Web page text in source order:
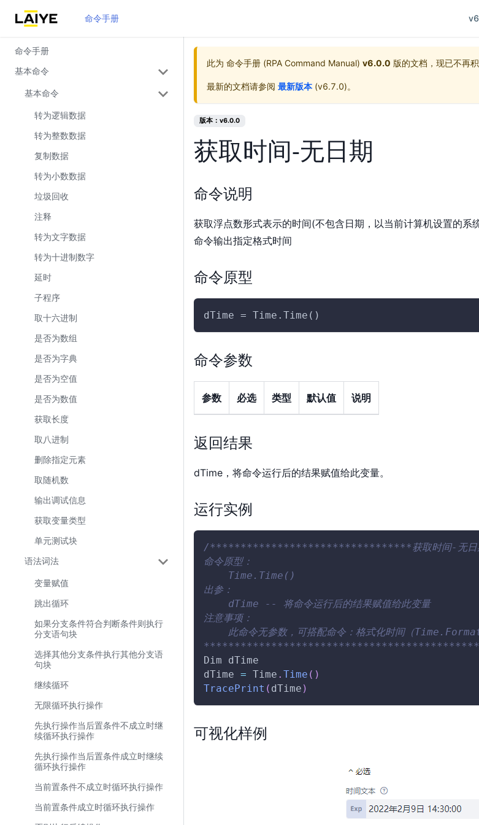
命令手册
命令手册
基本命令
基本命令
转为逻辑数据
转为整数数据
复制数据
转为小数数据
垃圾回收
注释
转为文字数据
转为十进制数字
延时
子程序
取十六进制
是否为数组
是否为字典
是否为空值
是否为数值
获取长度
取八进制
删除指定元素
取随机数
输出调试信息
获取变量类型
单元测试块
语法词法
变量赋值
跳出循环
如果分支条件符合判断条件则执行
分支语句块
选择其他分支条件执行其他分支语
句块
继续循环
无限循环执行操作
先执行操作当后置条件不成立时继
续循环执行操作
先执行操作当后置条件成立时继续
循环执行操作
当前置条件不成立时循环执行操作
当前置条件成立时循环执行操作
此为 命令手册 (RPA Command Manual) v6.0.0 版的文档，现已不再积
最新的文档请参阅 最新版本(v6.7.0)。
版本：v6.0.0
获取时间-无日期
命令说明
获取浮点数形式表示的时间(不包含日期，以当前计算机设置的系
命令输出指定格式时间
命令原型
dTime = Time.Time()
命令参数
参数 必选 类型 默认值 说明
返回结果
dTime，将命令运行后的结果赋值给此变量。
运行实例
/*********************************获取时间-
命令原型：
    Time.Time()
出参：
    dTime -- 将命令运行后的结果赋值给此变量
注意事项：
此命令无参数，可搭配命令：格式化时间（
Dim dTime
dTime = Time . Time ( )
TracePrint ( dTime )
可视化样例